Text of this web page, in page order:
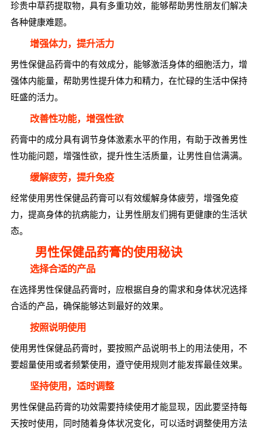
珍贵中草药提取物，具有多重功效，能够帮助男性朋友们解决
各种健康难题。
增强体力，提升活力
男性保健品药膏中的有效成分，能够激活身体的细胞活力，增
强体内能量，帮助男性提升体力和精力，在忙碌的生活中保持
旺盛的活力。
改善性功能，增强性欲
药膏中的成分具有调节身体激素水平的作用，有助于改善男性
性功能问题，增强性欲，提升性生活质量，让男性自信满满。
缓解疲劳，提升免疫
经常使用男性保健品药膏可以有效缓解身体疲劳，增强免疫
力，提高身体的抗病能力，让男性朋友们拥有更健康的生活状
态。
男性保健品药膏的使用秘诀
选择合适的产品
在选择男性保健品药膏时，应根据自身的需求和身体状况选择
合适的产品，确保能够达到最好的效果。
按照说明使用
使用男性保健品药膏时，要按照产品说明书上的用法使用，不
要超量使用或者频繁使用，遵守使用规则才能发挥最佳效果。
坚持使用，适时调整
男性保健品药膏的功效需要持续使用才能显现，因此要坚持每
天按时使用，同时随着身体状况变化，可以适时调整使用方法